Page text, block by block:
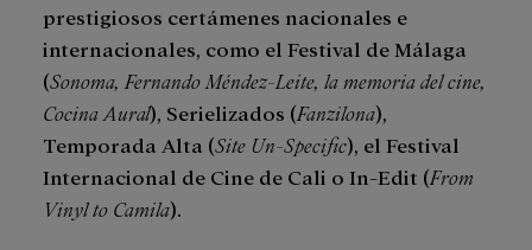
prestigiosos certámenes nacionales e
internacionales, como el Festival de Málaga
(Sonoma, Fernando Méndez-Leite, la memoria del cine,
Cocina Aural), Serielizados (Fanzilona),
Temporada Alta (Site Un-Specific), el Festival
Internacional de Cine de Cali o In-Edit (From
Vinyl to Camila).